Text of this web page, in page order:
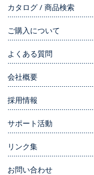
カタログ / 商品検索
ご購入について
よくある質問
会社概要
採用情報
サポート活動
リンク集
お問い合わせ